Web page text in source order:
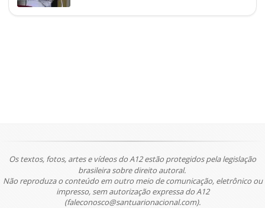
Os textos, fotos, artes e vídeos do A12 estão protegidos pela legislação
brasileira sobre direito autoral.
Não reproduza o conteúdo em outro meio de comunicação, eletrônico ou
impresso, sem autorização expressa do A12
(faleconosco@santuarionacional.com).